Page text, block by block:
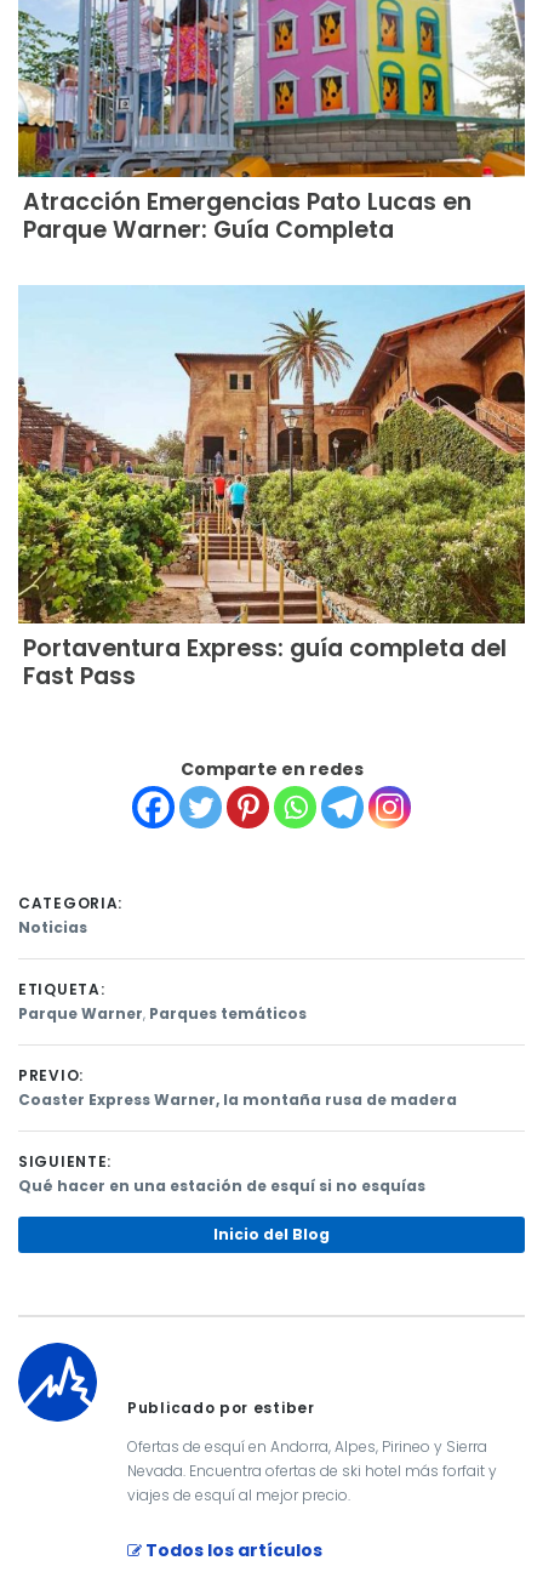
Atracción Emergencias Pato Lucas en
Parque Warner: Guía Completa
Portaventura Express: guía completa del
Fast Pass
Comparte en redes
CATEGORIA:
Noticias
ETIQUETA:
Parque Warner, Parques temáticos
Navegación
de
entradas
PREVIO:
Previous
Coaster Express Warner, la montaña rusa de madera
SIGUIENTE:
Next
Qué hacer en una estación de esquí si no esquías
Inicio del Blog
Publicado por estiber
Ofertas de esquí en Andorra, Alpes, Pirineo y Sierra
Nevada. Encuentra ofertas de ski hotel más forfait y
viajes de esquí al mejor precio.
Todos los artículos